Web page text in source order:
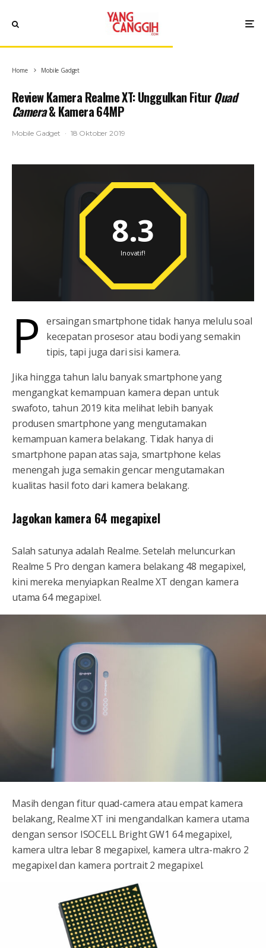
Home Mobile Gadget
Review Kamera Realme XT: Unggulkan Fitur Quad
Camera& Kamera 64MP
Mobile Gadget · 18 Oktober 2019
8.3
Inovatif!
P
ersaingan smartphone tidak hanya melulu soal
kecepatan prosesor atau bodi yang semakin
tipis, tapi juga dari sisi kamera.
Jika hingga tahun lalu banyak smartphone yang
mengangkat kemampuan kamera depan untuk
swafoto, tahun 2019 kita melihat lebih banyak
produsen smartphone yang mengutamakan
kemampuan kamera belakang. Tidak hanya di
smartphone papan atas saja, smartphone kelas
menengah juga semakin gencar mengutamakan
kualitas hasil foto dari kamera belakang.
Jagokan kamera 64 megapixel
Salah satunya adalah Realme. Setelah meluncurkan
Realme 5 Pro dengan kamera belakang 48 megapixel,
kini mereka menyiapkan Realme XT dengan kamera
utama 64 megapixel.
Masih dengan fitur quad-camera atau empat kamera
belakang, Realme XT ini mengandalkan kamera utama
dengan sensor ISOCELL Bright GW1 64 megapixel,
kamera ultra lebar 8 megapixel, kamera ultra-makro 2
megapixel dan kamera portrait 2 megapixel.